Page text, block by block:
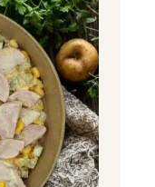
CHF 20.90